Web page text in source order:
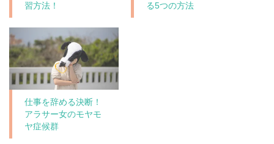
習方法！
る5つの方法
仕事を辞める決断！
アラサー女のモヤモ
ヤ症候群